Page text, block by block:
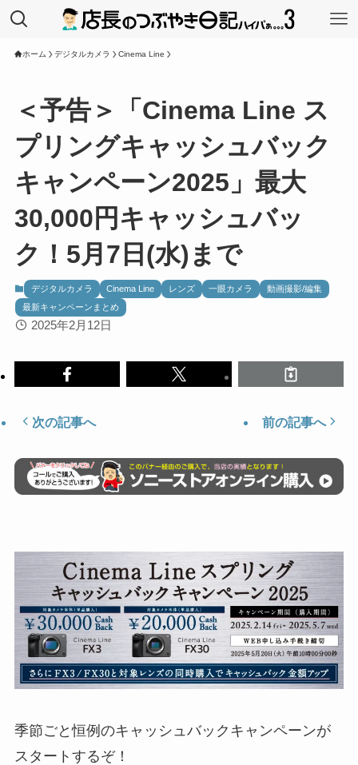
ホーム デジタルカメラ Cinema Line
＜予告＞「Cinema Line ス
プリングキャッシュバック
キャンペーン2025」最大
30,000円キャッシュバッ
ク！5月7日(水)まで
デジタルカメラ Cinema Line レンズ 一眼カメラ
動画撮影/編集
最新キャンペーンまとめ
2025年2月12日
次の記事へ 前の記事へ
季節ごと恒例のキャッシュバックキャンペーンが
スタートするぞ！